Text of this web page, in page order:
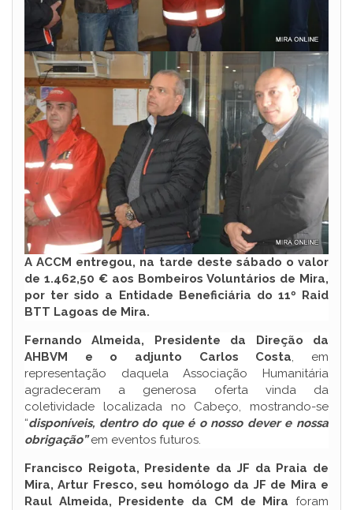
A ACCM entregou, na tarde deste sábado o valor
de 1.462,50 € aos Bombeiros Voluntários de Mira,
por ter sido a Entidade Beneficiária do 11º Raid
BTT Lagoas de Mira.
Fernando Almeida, Presidente da Direção da
AHBVM e o adjunto Carlos Costa, em
representação daquela Associação Humanitária
agradeceram a generosa oferta vinda da
coletividade localizada no Cabeço, mostrando-se
“disponíveis, dentro do que é o nosso dever e nossa
obrigação”em eventos futuros.
Francisco Reigota, Presidente da JF da Praia de
Mira, Artur Fresco, seu homólogo da JF de Mira e
Raul Almeida, Presidente da CM de Mira foram